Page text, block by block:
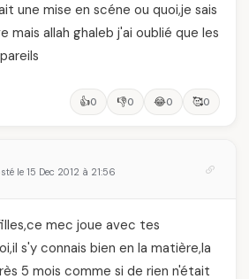
une mise en scéne ou quoi,je sais
mais allah ghaleb j'ai oublié que les
👍0 👎0 😂0 🥰0
le 15 Dec 2012 à 21:56
mec joue avec tes
s'y connais bien en la matière,la
5 mois comme si de rien n'était